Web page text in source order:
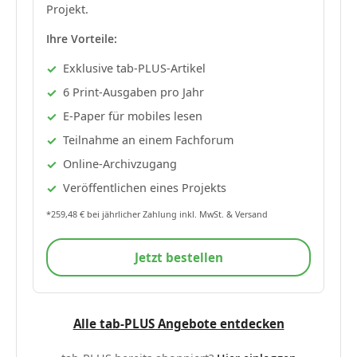
Projekt.
Ihre Vorteile:
Exklusive tab-PLUS-Artikel
6 Print-Ausgaben pro Jahr
E-Paper für mobiles lesen
Teilnahme an einem Fachforum
Online-Archivzugang
Veröffentlichen eines Projekts
*259,48 € bei jährlicher Zahlung inkl. MwSt. & Versand
Jetzt bestellen
Alle tab-PLUS Angebote entdecken